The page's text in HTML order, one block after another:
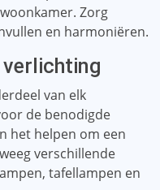
Zorg
en harmoniëren.
verlichting
van elk
de benodigde
het helpen om een
verschillende
tafellampen en